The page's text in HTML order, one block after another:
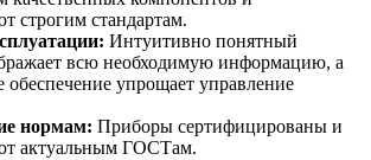
строгим стандартам.
Интуитивно понятный
всю необходимую информацию, а
обеспечение упрощает управление
нормам: Приборы сертифицированы и
актуальным ГОСТам.